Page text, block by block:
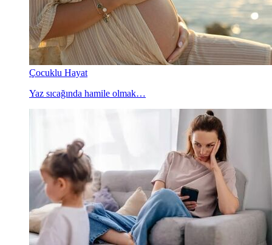
Çocuklu Hayat
Yaz sıcağında hamile olmak…